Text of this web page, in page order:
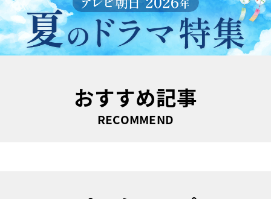
おすすめ記事
RECOMMEND